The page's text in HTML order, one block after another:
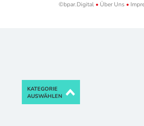
©bpar.Digital •Über Uns •
KATEGORIE
AUSWÄHLEN